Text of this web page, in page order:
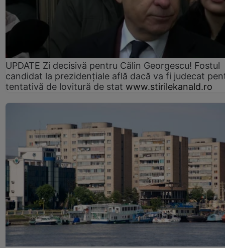
UPDATE Zi decisivă pentru Călin Georgescu! Fostul
candidat la prezidențiale află dacă va fi judecat
tentativă de lovitură de stat www.stirilekanald.ro